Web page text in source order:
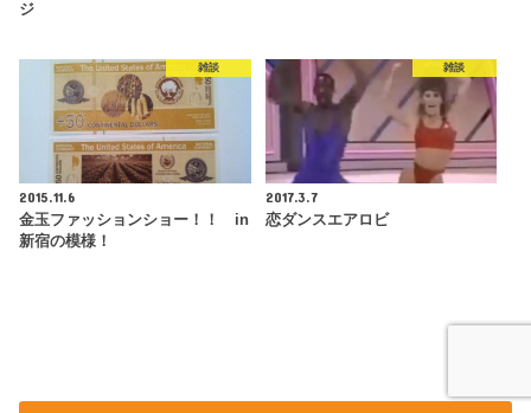
ジ
雑談
2015.11.6
金玉ファッションショー！！ in
新宿の模様！
雑談
2017.3.7
恋ダンスエアロビ